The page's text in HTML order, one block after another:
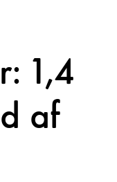
1,4
af